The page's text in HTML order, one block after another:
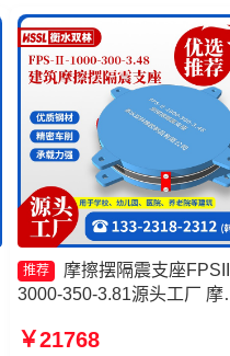
推荐
摩擦摆隔震支座
3000-350-3.81源头工厂 摩
3.81厂家 FPS-AS2A隔震
￥21768